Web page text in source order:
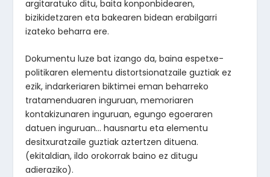
argitaratuko ditu, baita konponbidearen,
bizikidetzaren eta bakearen bidean erabilgarri
izateko beharra ere.
Dokumentu luze bat izango da, baina espetxe-
politikaren elementu distortsionatzaile guztiak ez
ezik, indarkeriaren biktimei eman beharreko
tratamenduaren inguruan, memoriaren
kontakizunaren inguruan, egungo egoeraren
datuen inguruan… hausnartu eta elementu
desitxuratzaile guztiak aztertzen dituena.
(ekitaldian, ildo orokorrak baino ez ditugu
adieraziko).